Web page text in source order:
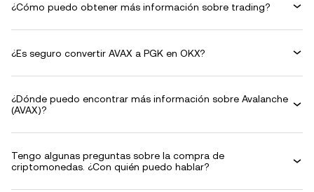
¿Cómo puedo obtener más información sobre trading?
¿Es seguro convertir AVAX a PGK en OKX?
¿Dónde puedo encontrar más información sobre Avalanche
(AVAX)?
Tengo algunas preguntas sobre la compra de
criptomonedas. ¿Con quién puedo hablar?